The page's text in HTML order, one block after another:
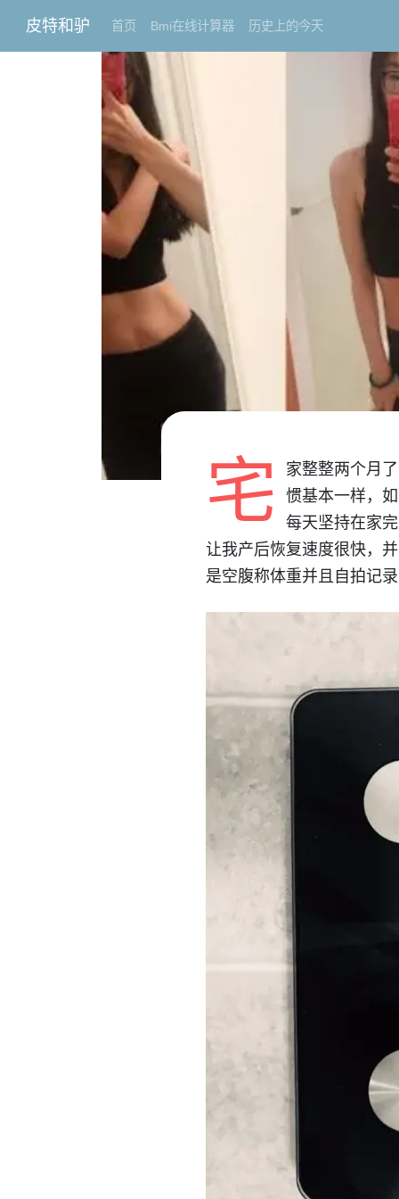
皮特和驴 首页 Bmi在线计算器 历史上的今天
宅
家整整两个月
惯基本一样，
每天坚持在家
让我产后恢复速度很快，
是空腹称体重并且自拍记